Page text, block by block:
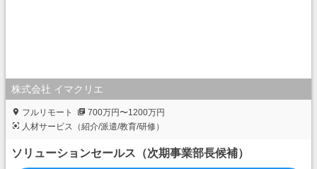
株式会社 イマクリエ
フルリモート
700万円〜1200万円
人材サービス（紹介/派遣/教育/研修）
ソリューションセールス（次期事業部長候補）